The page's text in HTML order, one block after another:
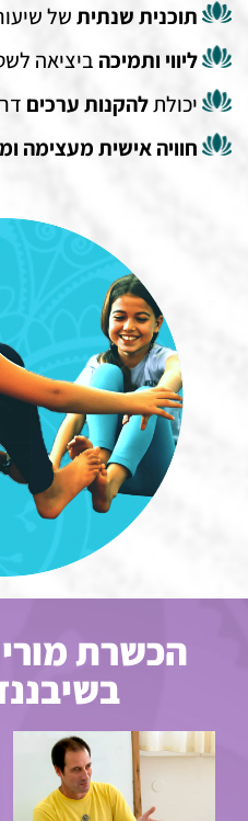
תוכנית שנתיתשל
ליווי ותמיכה ביציאה
יכולתלהקנות ערכים
חוויה אישית מעצימה
הכשרת מורי